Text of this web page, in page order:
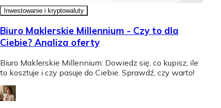
Inwestowanie i kryptowaluty
Biuro Maklerskie Millennium - Czy to dla
Ciebie? Analiza oferty
Biuro Maklerskie Millennium: Dowiedz się, co kupisz, ile
to kosztuje i czy pasuje do Ciebie. Sprawdź, czy warto!